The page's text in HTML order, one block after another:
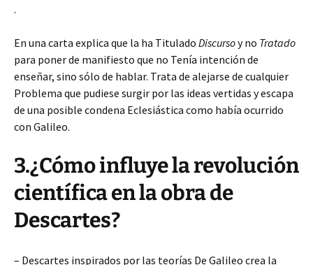
.
En una carta explica que la ha Titulado Discursoy no Tratado
para poner de manifiesto que no Tenía intención de
enseñar, sino sólo de hablar. Trata de alejarse de cualquier
Problema que pudiese surgir por las ideas vertidas y escapa
de una posible condena Eclesiástica como había ocurrido
con Galileo.
3.¿Cómo influye la revolución
científica en la obra de
Descartes?
– Descartes inspirados por las teorías De Galileo crea la